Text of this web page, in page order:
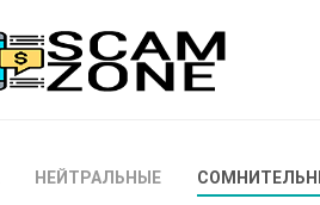
НЕЙТРАЛЬНЫЕ